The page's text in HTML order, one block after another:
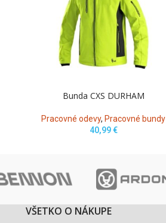
Bunda CXS DURHAM
Pracovné odevy, Pracovné bundy
40,99€
VŠETKO O NÁKUPE